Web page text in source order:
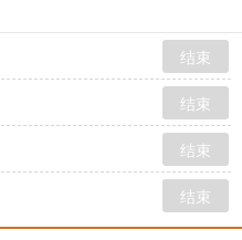
结束
结束
结束
结束